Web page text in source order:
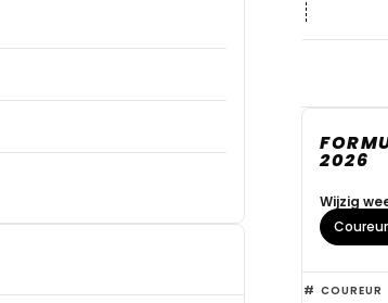
2026
Wijzig
Top
# COUREUR